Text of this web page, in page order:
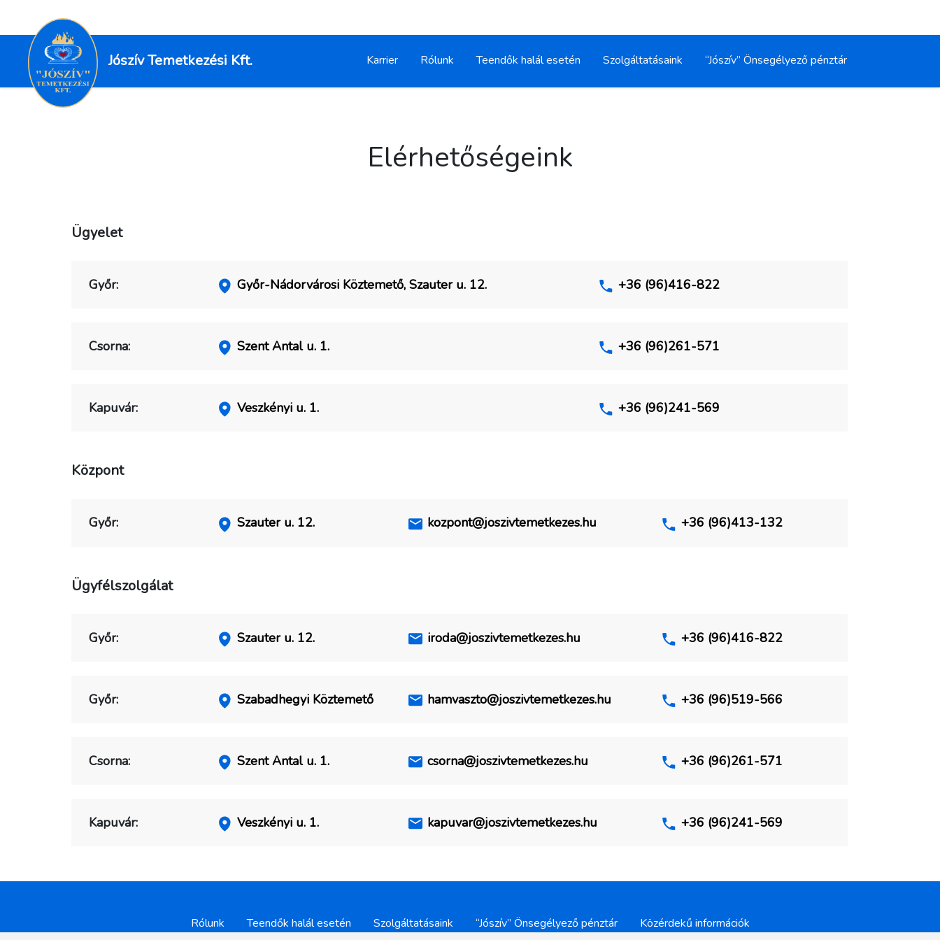
Jószív Temetkezési Kft. Karrier Rólunk Teendők halál esetén Szolgáltatásaink “Jószív” Önsegélyező pénztár
Elérhetőségeink
Ügyelet
Győr: Győr-Nádorvárosi Köztemető, Szauter u. 12. +36 (96)416-822
Csorna: Szent Antal u. 1. +36 (96)261-571
Kapuvár: Veszkényi u. 1. +36 (96)241-569
Központ
Győr: Szauter u. 12. kozpont@joszivtemetkezes.hu +36 (96)413-132
Ügyfélszolgálat
Győr: Szauter u. 12. iroda@joszivtemetkezes.hu +36 (96)416-822
Győr: Szabadhegyi Köztemető hamvaszto@joszivtemetkezes.hu +36 (96)519-566
Csorna: Szent Antal u. 1. csorna@joszivtemetkezes.hu +36 (96)261-571
Kapuvár: Veszkényi u. 1. kapuvar@joszivtemetkezes.hu +36 (96)241-569
Rólunk Teendők halál esetén Szolgáltatásaink “Jószív” Önsegélyező pénztár Közérdekű információk
Kényelmi sütik használata